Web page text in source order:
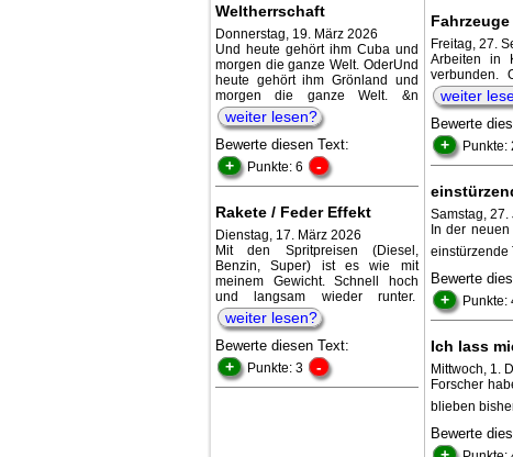
Weltherrschaft
Donnerstag, 19. März 2026
Und heute gehört ihm Cuba und
morgen die ganze Welt. OderUnd
heute gehört ihm Grönland und
morgen die ganze Welt. &n
weiter lesen?
Bewerte diesen Text:
+ Punkte: 6 -
Rakete / Feder Effekt
Dienstag, 17. März 2026
Mit den Spritpreisen (Diesel,
Benzin, Super) ist es wie mit
meinem Gewicht. Schnell hoch
und langsam wieder runter.
weiter lesen?
Bewerte diesen Text:
+ Punkte: 3 -
Freitag, 27.
Arbeiten in
verbunden.
weiter
Bewerte
+ Punkte:
Samstag, 27.
In der
einstürzende
Bewerte
+ Punkte:
Ich lass
Mittwoch, 1.
Forscher
blieben
Bewerte